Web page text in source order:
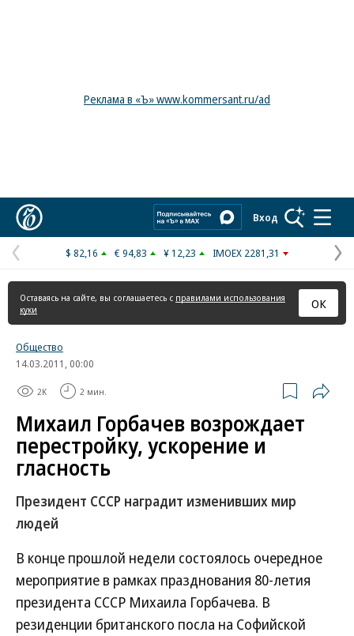
Реклама в «Ъ» www.kommersant.ru/ad
Вход
Предыдущая
страница
$ 82,16 € 94,83 ¥ 12,23 IMOEX 2281,31
Оставаясь на сайте, вы соглашаетесь с правилами использования
куки
ОК
Общество
14.03.2011, 00:00
2K 2 мин.
Михаил Горбачев возрождает
перестройку, ускорение и
гласность
Президент СССР наградит изменивших мир
людей
В конце прошлой недели состоялось очередное
мероприятие в рамках празднования 80-летия
президента СССР Михаила Горбачева. В
резиденции британского посла на Софийской